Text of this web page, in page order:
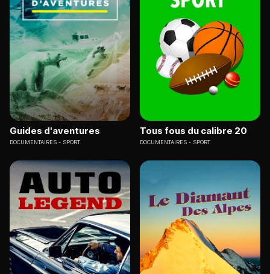
Guides d'aventures
DOCUMENTAIRES SPORT
Tous fous du calibre 20
DOCUMENTAIRES SPORT